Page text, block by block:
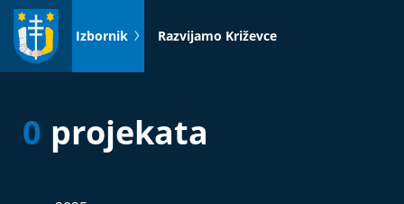
Idi
sadržaj
Izbornik Razvijamo Križevce
0 projekata